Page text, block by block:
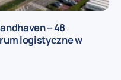
– 48
logistyczne w